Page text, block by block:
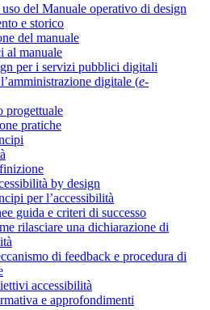
del Manuale operativo di design
e storico
del manuale
al manuale
per i servizi pubblici digitali
digitale (e-
progettuale
pratiche
by design
per l’accessibilità
guida e criteri di successo
rilasciare una dichiarazione di
di feedback e procedura di
accessibilità
e approfondimenti